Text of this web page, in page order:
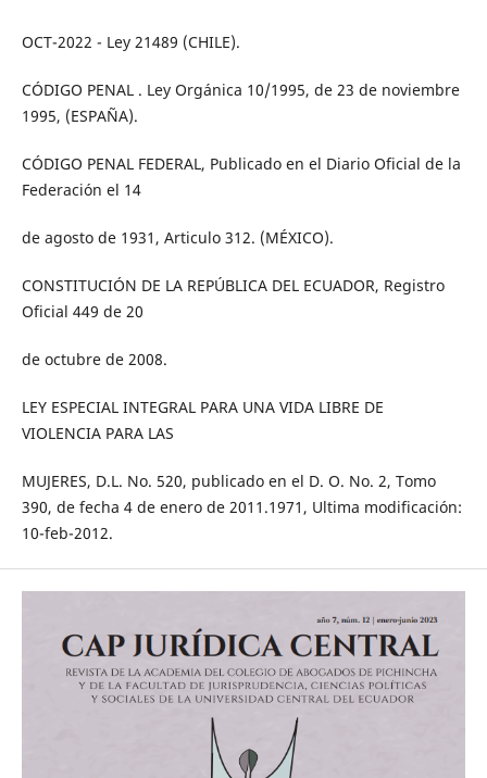
OCT-2022 - Ley 21489 (CHILE).
CÓDIGO PENAL . Ley Orgánica 10/1995, de 23 de noviembre
1995, (ESPAÑA).
CÓDIGO PENAL FEDERAL, Publicado en el Diario Oficial de la
Federación el 14
de agosto de 1931, Articulo 312. (MÉXICO).
CONSTITUCIÓN DE LA REPÚBLICA DEL ECUADOR, Registro
Oficial 449 de 20
de octubre de 2008.
LEY ESPECIAL INTEGRAL PARA UNA VIDA LIBRE DE
VIOLENCIA PARA LAS
MUJERES, D.L. No. 520, publicado en el D. O. No. 2, Tomo
390, de fecha 4 de enero de 2011.1971, Ultima modificación:
10-feb-2012.